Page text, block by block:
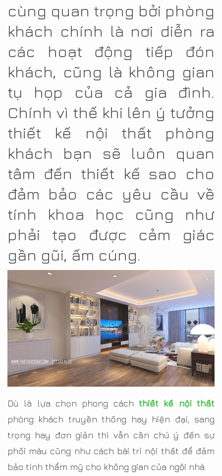
cùng quan trọng bởi phòng
khách chính là nơi diễn ra
các hoạt động tiếp đón
khách, cũng là không gian
tụ họp của cả gia đình.
Chính vì thế khi lên ý tưởng
thiết kế nội thất phòng
khách bạn sẽ luôn quan
tâm đến thiết kế sao cho
đảm bảo các yêu cầu về
tính khoa học cũng như
phải tạo được cảm giác
gần gũi, ấm cúng.
Dù là lựa chọn phong cách thiết kế nội thất
phòng khách truyền thống hay hiện đại, sang
trọng hay đơn giản thì vẫn cần chú ý đến sự
phối màu cũng như cách bài trí nội thất để đảm
bảo tính thẩm mỹ cho không gian của ngôi nhà.